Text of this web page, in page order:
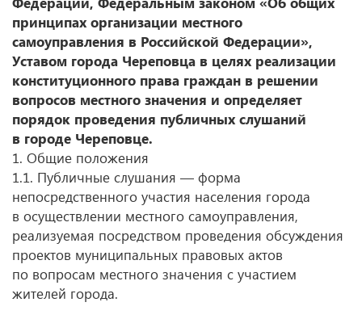
принципах организации местного
самоуправления в Российской Федерации»,
Уставом города Череповца в целях реализации
конституционного права граждан в решении
вопросов местного значения и определяет
порядок проведения публичных слушаний
в городе Череповце.
1. Общие положения
1.1. Публичные слушания — форма
непосредственного участия населения города
в осуществлении местного самоуправления,
реализуемая посредством проведения обсуждения
проектов муниципальных правовых актов
по вопросам местного значения с участием
жителей города.